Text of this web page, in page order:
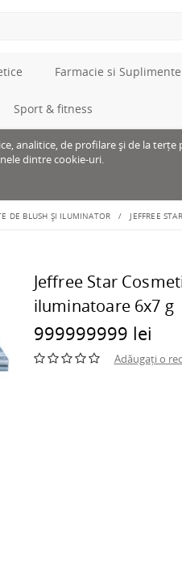
Farmacie si Suplimente
Sport & fitness
analitice, de profilare și de la
dintre cookie-uri.
DE BLUSH ȘI ILUMINATOR JEFFREE
Jeffree Star
iluminatoare 6x7 g
999999999 lei
Adăugați o